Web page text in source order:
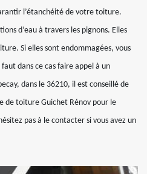
l’étanchéité de votre toiture.
d’eau à travers les pignons. Elles
Si elles sont endommagées, vous
dans ce cas faire appel à un
dans le 36210, il est conseillé de
de toiture Guichet Rénov pour le
pas à le contacter si vous avez un